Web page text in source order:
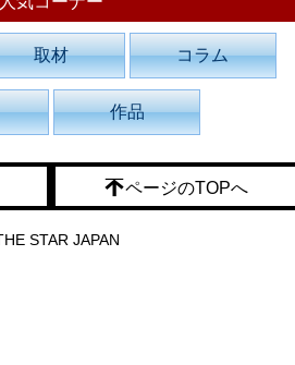
取材 コラム
作品
ページのTOPへ
STAR JAPAN